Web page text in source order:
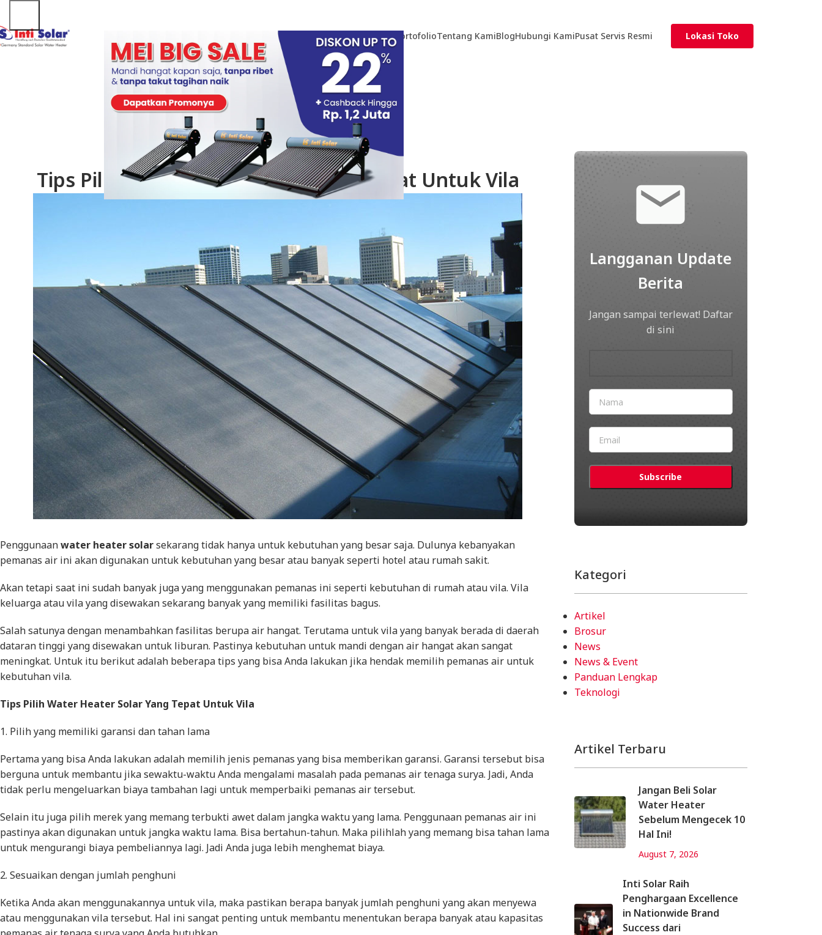
Home ProdukTeknologi PortofolioTentang KamiBlogHubungi KamiPusat Servis Resmi Lokasi Toko
ARTIKEL
Tips Pilih Water Heater Solar Yang Tepat Untuk Vila
Penggunaanwater heater solarsekarang tidak hanya untuk kebutuhan yang besar saja. Dulunya kebanyakan
pemanas air ini akan digunakan untuk kebutuhan yang besar atau banyak seperti hotel atau rumah sakit.
Akan tetapi saat ini sudah banyak juga yang menggunakan pemanas ini seperti kebutuhan di rumah atau vila. Vila
keluarga atau vila yang disewakan sekarang banyak yang memiliki fasilitas bagus.
Salah satunya dengan menambahkan fasilitas berupa air hangat. Terutama untuk vila yang banyak berada di daerah
dataran tinggi yang disewakan untuk liburan. Pastinya kebutuhan untuk mandi dengan air hangat akan sangat
meningkat. Untuk itu berikut adalah beberapa tips yang bisa Anda lakukan jika hendak memilih pemanas air untuk
kebutuhan vila.
Tips Pilih Water Heater Solar Yang Tepat Untuk Vila
1. Pilih yang memiliki garansi dan tahan lama
Pertama yang bisa Anda lakukan adalah memilih jenis pemanas yang bisa memberikan garansi. Garansi tersebut bisa
berguna untuk membantu jika sewaktu-waktu Anda mengalami masalah pada pemanas air tenaga surya. Jadi, Anda
tidak perlu mengeluarkan biaya tambahan lagi untuk memperbaiki pemanas air tersebut.
Selain itu juga pilih merek yang memang terbukti awet dalam jangka waktu yang lama. Penggunaan pemanas air ini
pastinya akan digunakan untuk jangka waktu lama. Bisa bertahun-tahun. Maka pilihlah yang memang bisa tahan lama
untuk mengurangi biaya pembeliannya lagi. Jadi Anda juga lebih menghemat biaya.
2. Sesuaikan dengan jumlah penghuni
Ketika Anda akan menggunakannya untuk vila, maka pastikan berapa banyak jumlah penghuni yang akan menyewa
atau menggunakan vila tersebut. Hal ini sangat penting untuk membantu menentukan berapa banyak atau kapasitas
Langganan Update
Berita
Jangan sampai terlewat! Daftar
di sini
Kategori
Artikel
Brosur
News
News & Event
Panduan Lengkap
Teknologi
Artikel Terbaru
Jangan Beli Solar
Water Heater
Sebelum Mengecek 10
Hal Ini!
August 7, 2026
Inti Solar Raih
Penghargaan Excellence
in Nationwide Brand
Success dari